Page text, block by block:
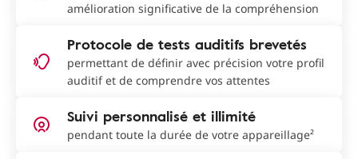
amélioration significative de la compréhension
Protocole de tests auditifs brevetés
permettant de définir avec précision votre profil
auditif et de comprendre vos attentes
Suivi personnalisé et illimité
pendant toute la durée de votre appareillage²